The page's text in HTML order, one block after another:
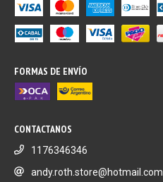
FORMAS DE ENVÍO
CONTACTANOS
1176346346
andy.roth.store@hotmail.com